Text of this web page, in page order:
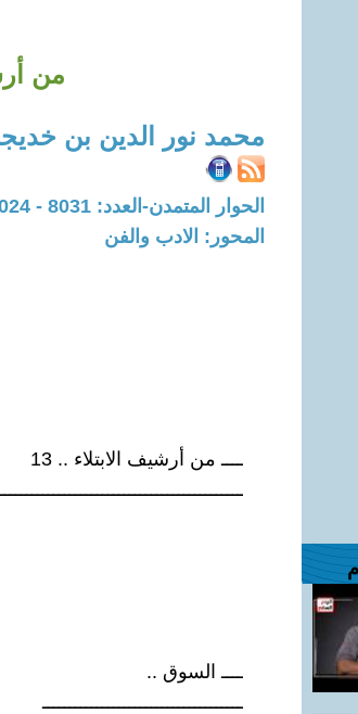
من
محمد نور الدين بن
الحوار المتمدن-العدد: 8031 - 2024 / 7 / 7 - 18:13
المحور: الادب والفن
ــــ من أرشيف الابتلاء .. 13
ــــ السوق ..
ـــــــــــــــــــــــــــــــــــــ